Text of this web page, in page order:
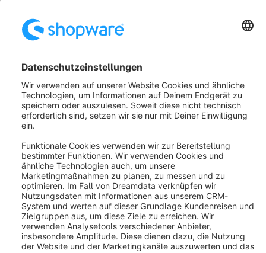
state_leave.order_delivery.state.cancelled
state_enter.order_delivery.state.open